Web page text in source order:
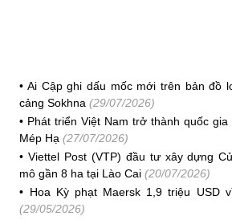
•Ai Cập ghi dấu mốc mới trên bản đồ
cảng Sokhna (29/07/2026)
• Phát triển Việt Nam trở thành quốc
Mép Hạ (27/07/2026)
•Viettel Post (VTP) đầu tư xây dựng
mô gần 8 ha tại Lào Cai (20/07/2026)
• Hoa Kỳ phạt Maersk 1,9 triệu USD
(29/05/2026)